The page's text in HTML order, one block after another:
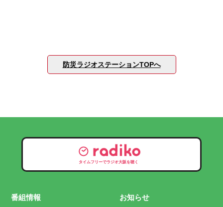
防災ラジオステーションTOPへ
タイムフリーでラジオ大阪を聴く
番組情報 お知らせ